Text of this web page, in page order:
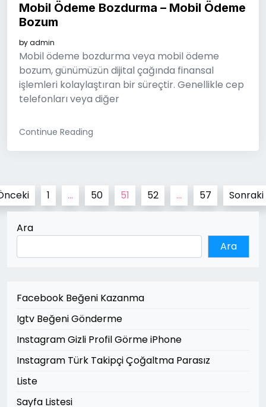
Mobil Ödeme Bozdurma – Mobil Ödeme
Bozum
byadmin
Mobil ödeme bozdurma veya mobil ödeme
bozum, günümüzün dijital çağında finansal
işlemleri kolaylaştıran bir süreçtir. Genellikle cep
telefonları veya diğer
Continue Reading
Yazı
sayfalaması
1 … 50 51 52 … 57 Sonraki
Ara
Ara
Facebook Beğeni Kazanma
Igtv Beğeni Gönderme
Instagram Gizli Profil Görme iPhone
Instagram Türk Takipçi Çoğaltma Parasız
Liste
Sayfa Listesi